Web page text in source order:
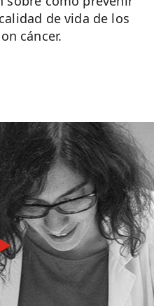
de vida de los
cáncer.